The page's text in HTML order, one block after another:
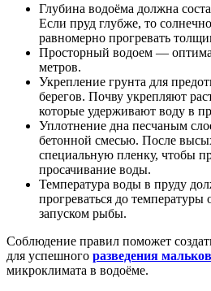
Глубина водоёма должна
Если пруд глубже, то
равномерно прогревать
Просторный водоем —
метров.
Укрепление грунта для
берегов. Почву укрепляют
которые удерживают воду в
Уплотнение дна песчаным
бетонной смесью. После
специальную пленку, чтобы
просачивание воды.
Температура воды в пруду
прогреваться до температуры
запуском рыбы.
Соблюдение правил поможет
для успешного разведения
микроклимата в водоёме.